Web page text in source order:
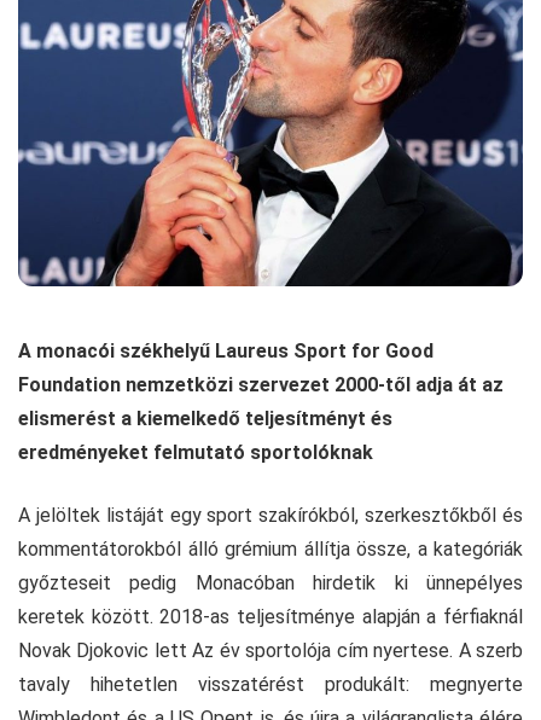
A monacói székhelyű Laureus Sport for Good
Foundation nemzetközi szervezet 2000-től adja át az
elismerést a kiemelkedő teljesítményt és
eredményeket felmutató sportolóknak
A jelöltek listáját egy sport szakírókból, szerkesztőkből és
kommentátorokból álló grémium állítja össze, a kategóriák
győzteseit pedig Monacóban hirdetik ki ünnepélyes
keretek között. 2018-as teljesítménye alapján a férfiaknál
Novak Djokovic lett Az év sportolója cím nyertese. A szerb
tavaly hihetetlen visszatérést produkált: megnyerte